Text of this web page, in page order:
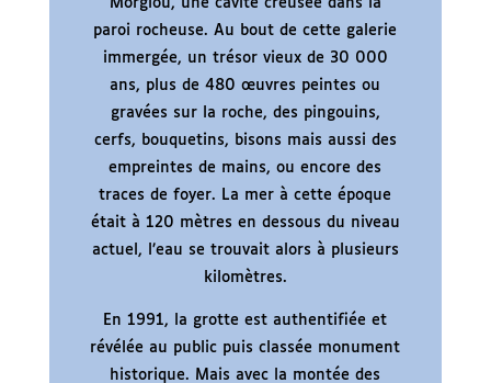
Morgiou, une cavité creusée dans la
paroi rocheuse. Au bout de cette galerie
immergée, un trésor vieux de 30 000
ans, plus de 480 œuvres peintes ou
gravées sur la roche, des pingouins,
cerfs, bouquetins, bisons mais aussi des
empreintes de mains, ou encore des
traces de foyer. La mer à cette époque
était à 120 mètres en dessous du niveau
actuel, l’eau se trouvait alors à plusieurs
kilomètres.
En 1991, la grotte est authentifiée et
révélée au public puis classée monument
historique. Mais avec la montée des